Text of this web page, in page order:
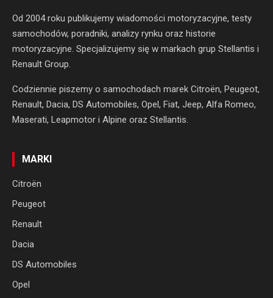
Od 2004 roku publikujemy wiadomości motoryzacyjne, testy
samochodów, poradniki, analizy rynku oraz historie
motoryzacyjne. Specjalizujemy się w markach grup Stellantis i
Renault Group.
Codziennie piszemy o samochodach marek Citroën, Peugeot,
Renault, Dacia, DS Automobiles, Opel, Fiat, Jeep, Alfa Romeo,
Maserati, Leapmotor i Alpine oraz Stellantis.
MARKI
Citroën
Peugeot
Renault
Dacia
DS Automobiles
Opel